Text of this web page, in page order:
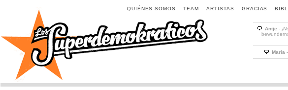
GRACIAS
ARTISTAS
TEAM
QUIÉNES SOMOS
Antje -
María -